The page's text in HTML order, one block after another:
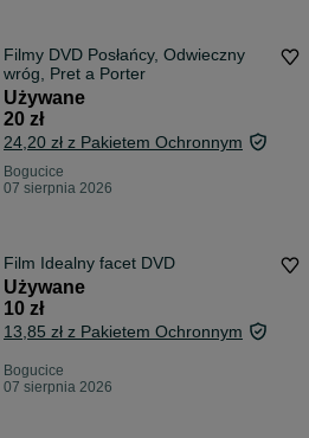
Filmy DVD Posłańcy, Odwieczny
wróg, Pret a Porter
Używane
20 zł
24,20 zł z Pakietem Ochronnym
Bogucice
07 sierpnia 2026
Film Idealny facet DVD
Używane
10 zł
13,85 zł z Pakietem Ochronnym
Bogucice
07 sierpnia 2026